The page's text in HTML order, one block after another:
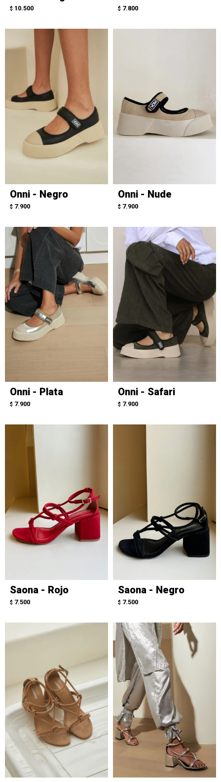
$ 10.500 $ 7.800
Onni - Negro
$ 7.900
Onni - Nude
$ 7.900
Onni - Plata
$ 7.900
Onni - Safari
$ 7.900
Saona - Rojo
$ 7.500
Saona - Negro
$ 7.500